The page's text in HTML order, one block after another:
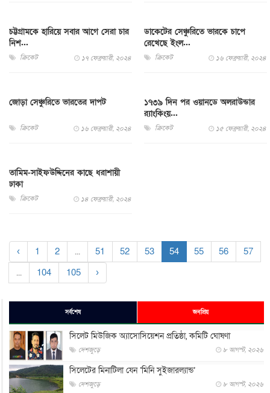
চট্টগ্রামকে হারিয়ে সবার আগে সেরা চার
নিশ...
ক্রিকেট ১৭ ফেব্রুয়ারী, ২০২৪
ডাকেটের সেঞ্চুরিতে ভারকে চাপে
রেখেছে ইংল...
ক্রিকেট ১৬ ফেব্রুয়ারী, ২০২৪
জোড়া সেঞ্চুরিতে ভারতের দাপট
ক্রিকেট ১৬ ফেব্রুয়ারী, ২০২৪
১৭৩৯ দিন পর ওয়ানডে অলরাউন্ডার
র‍্যাংকিংয়...
ক্রিকেট ১৫ ফেব্রুয়ারী, ২০২৪
তামিম-সাইফউদ্দিনের কাছে ধরাশায়ী
ঢাকা
ক্রিকেট ১৪ ফেব্রুয়ারী, ২০২৪
‹ 1 2 ... 51 52 53 54 55 56
57
...
104 105 ›
সর্বশেষ জনপ্রিয়
সিলেট মিউজিক অ্যাসোসিয়েশন প্রতিষ্ঠা, কমিটি ঘোষণা
দেশজুড়ে ৮ আগস্ট, ২০২৬
সিলেটের মিনাটিলা যেন ‘মিনি সুইজারল্যান্ড’
দেশজুড়ে ৮ আগস্ট, ২০২৬